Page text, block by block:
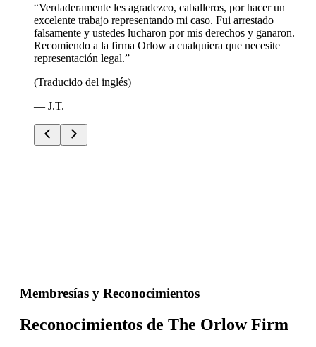
“Verdaderamente les agradezco, caballeros, por hacer un
excelente trabajo representando mi caso. Fui arrestado
falsamente y ustedes lucharon por mis derechos y ganaron.
Recomiendo a la firma Orlow a cualquiera que necesite
representación legal.”
(Traducido del inglés)
— J.T.
Membresías y Reconocimientos
Reconocimientos de The Orlow Firm